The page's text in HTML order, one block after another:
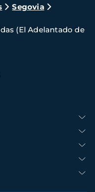
Segovia
(El Adelantado de